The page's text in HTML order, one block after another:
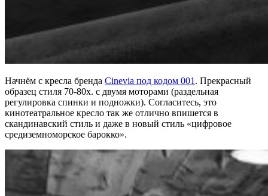
Начнём с кресла бренда Cinevia под кодом 001 . Прекрасный
образец стиля 70-80х. с двумя моторами (раздельная
регулировка спинки и подножки). Согласитесь, это
кинотеатральное кресло так же отлично впишется в
скандинавский стиль и даже в новый стиль «цифровое
средиземноморское барокко».